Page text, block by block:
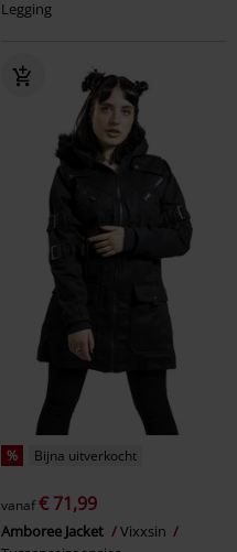
Legging
% Bijna uitverkocht
vanaf€ 71,99
Amboree Jacket
Vixxsin